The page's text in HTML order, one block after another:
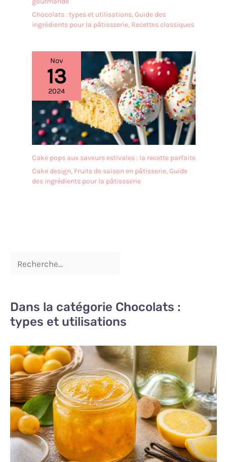
Chocolats : types et utilisations,Guide des
ingrédients pour la pâtissserie, Recettes classiques
Nov
13
2024
Cake pops aux saveurs estivales : la recette parfaite
Cake design, Fruits de saison en pâtisserie,Guide
des ingrédients pour la pâtissserie
Dans la catégorie Chocolats :
types et utilisations